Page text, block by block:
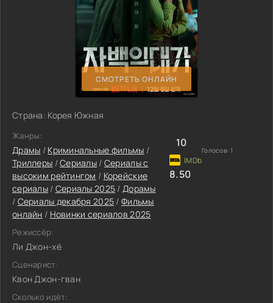
СМОТРЕТЬ ОНЛАЙН
Страна: Корея Южная
Жанры:
Драмы / Криминальные фильмы /
Триллеры /Сериалы / Сериалы с
высоким рейтингом / Корейские
сериалы/ Сериалы 2025 /Дорамы
/ Сериалы декабря 2025 /Фильмы
онлайн / Новинки сериалов 2025
Режиссёр:
Ли Джон-хё
Сценарист:
Квон Джон-гван
Сколько идёт:
10
Голосов: 1
8.50